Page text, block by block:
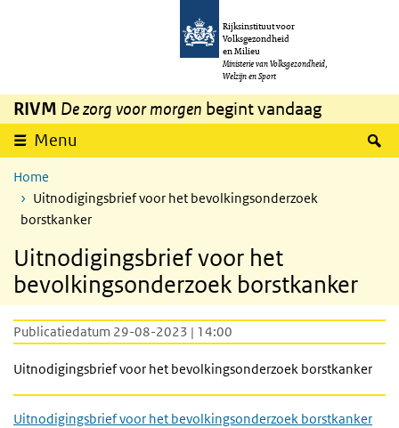
Overslaan en naar de inhoud gaan
Rijksinstituut voor
Volksgezondheid
en Milieu
Ministerie van Volksgezondheid,
Welzijn en Sport
RIVM De zorg voor morgen begint vandaag
Menu
Home
Uitnodigingsbrief voor het bevolkingsonderzoek
borstkanker
Uitnodigingsbrief voor het
bevolkingsonderzoek borstkanker
Publicatiedatum 29-08-2023 | 14:00
Uitnodigingsbrief voor het bevolkingsonderzoek borstkanker
Uitnodigingsbrief voor het bevolkingsonderzoek borstkanker